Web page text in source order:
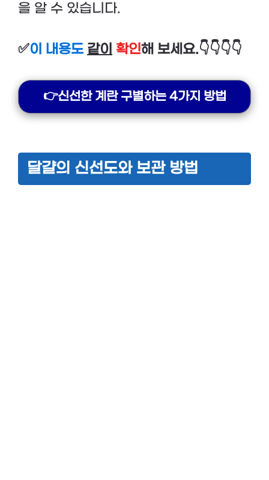
을 알 수 있습니다.
✅이 내용도 같이 확인해 보세요.👇👇👇👇
👉신선한 계란 구별하는 4가지 방법
달걀의 신선도와 보관 방법